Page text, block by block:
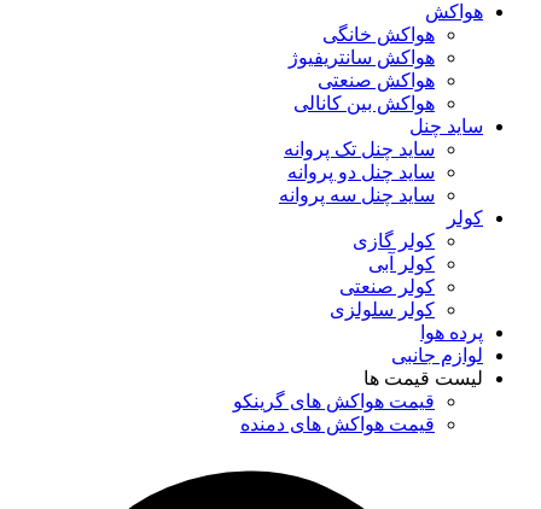
هواکش
هواکش خانگی
هواکش سانتریفیوژ
هواکش صنعتی
هواکش بین کانالی
ساید چنل
ساید چنل تک پروانه
ساید چنل دو پروانه
ساید چنل سه پروانه
کولر
کولر گازی
کولر آبی
کولر صنعتی
کولر سلولزی
پرده هوا
لوازم جانبی
لیست قیمت ها
قیمت هواکش های گرینکو
قیمت هواکش های دمنده